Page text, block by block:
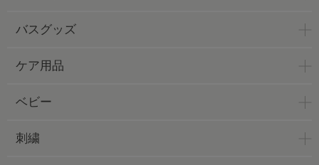
バスグッズ
ケア用品
ベビー
刺繍